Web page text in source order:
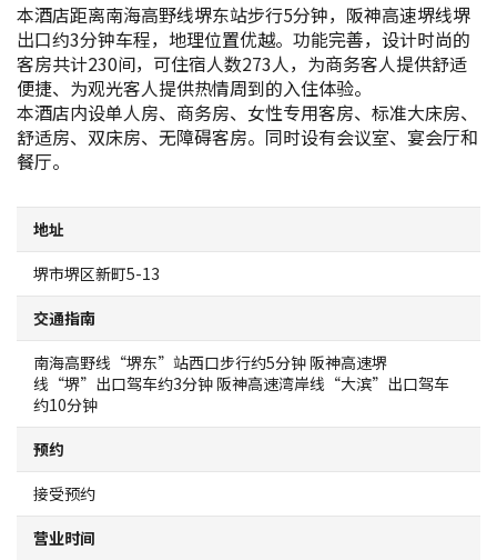
景点搜索
地图查询
堺招待票
实用信息介绍
观光问讯处
经典路线
至堺市的交通指南
堺观光出租自行车
MOZUFURU出租自行车
本酒店距离南海高野线堺东站步行5分钟，阪神高速堺线堺
出口约3分钟车程，地理位置优越。功能完善，设计时尚的
客房共计230间，可住宿人数273人，为商务客人提供舒适
便捷、为观光客人提供热情周到的入住体验。
本酒店内设单人房、商务房、女性专用客房、标准大床房、
舒适房、双床房、无障碍客房。同时设有会议室、宴会厅和
餐厅。
地址
堺市堺区新町5-13
交通指南
南海高野线“堺东”站西口步行约5分钟 阪神高速堺
线“堺”出口驾车约3分钟 阪神高速湾岸线“大滨”出口驾车
约10分钟
预约
接受预约
营业时间